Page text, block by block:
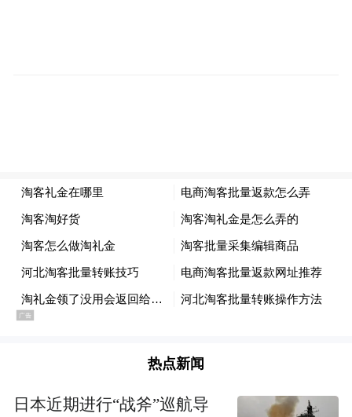
热点新闻
日本近期进行“战斧”巡航导